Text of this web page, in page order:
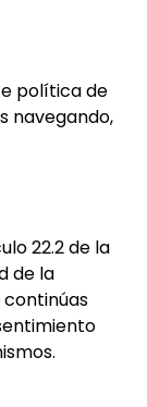
política de
navegando,
22.2 de la
de la